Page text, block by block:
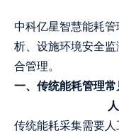
中科亿星智慧能耗
析、设施环境安全
合管理。
一、传统能耗管理常
传统能耗采集需要人